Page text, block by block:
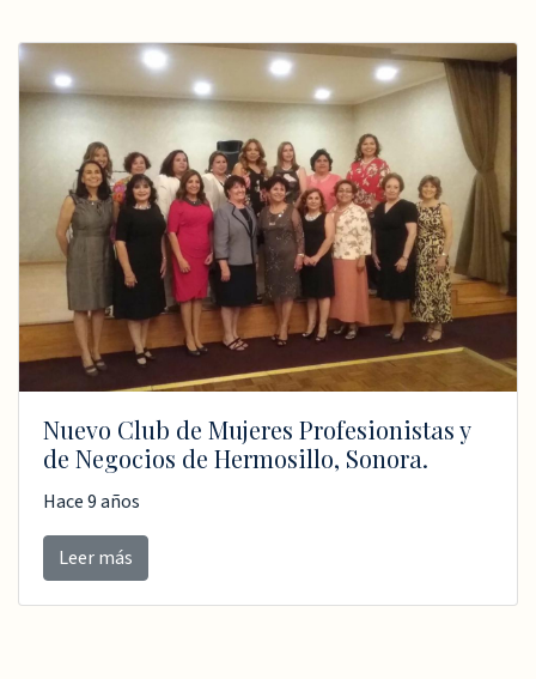
Nuevo Club de Mujeres Profesionistas y
de Negocios de Hermosillo, Sonora.
Hace 9 años
Leer más